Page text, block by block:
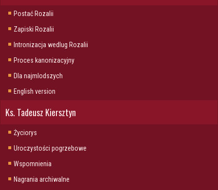
Postać Rozalii
Zapiski Rozalii
Intronizacja wedlug Rozalii
Proces kanonizacyjny
Dla najmlodszych
English version
Ks. Tadeusz Kiersztyn
Życiorys
Uroczystości pogrzebowe
Wspomnienia
Nagrania archiwalne